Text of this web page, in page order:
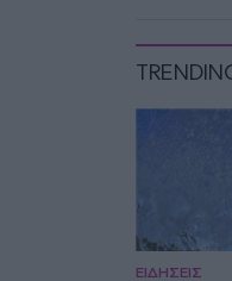
ΕΙΔΗΣΕΙΣ